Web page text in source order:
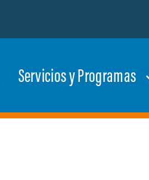
Servicios y Programas